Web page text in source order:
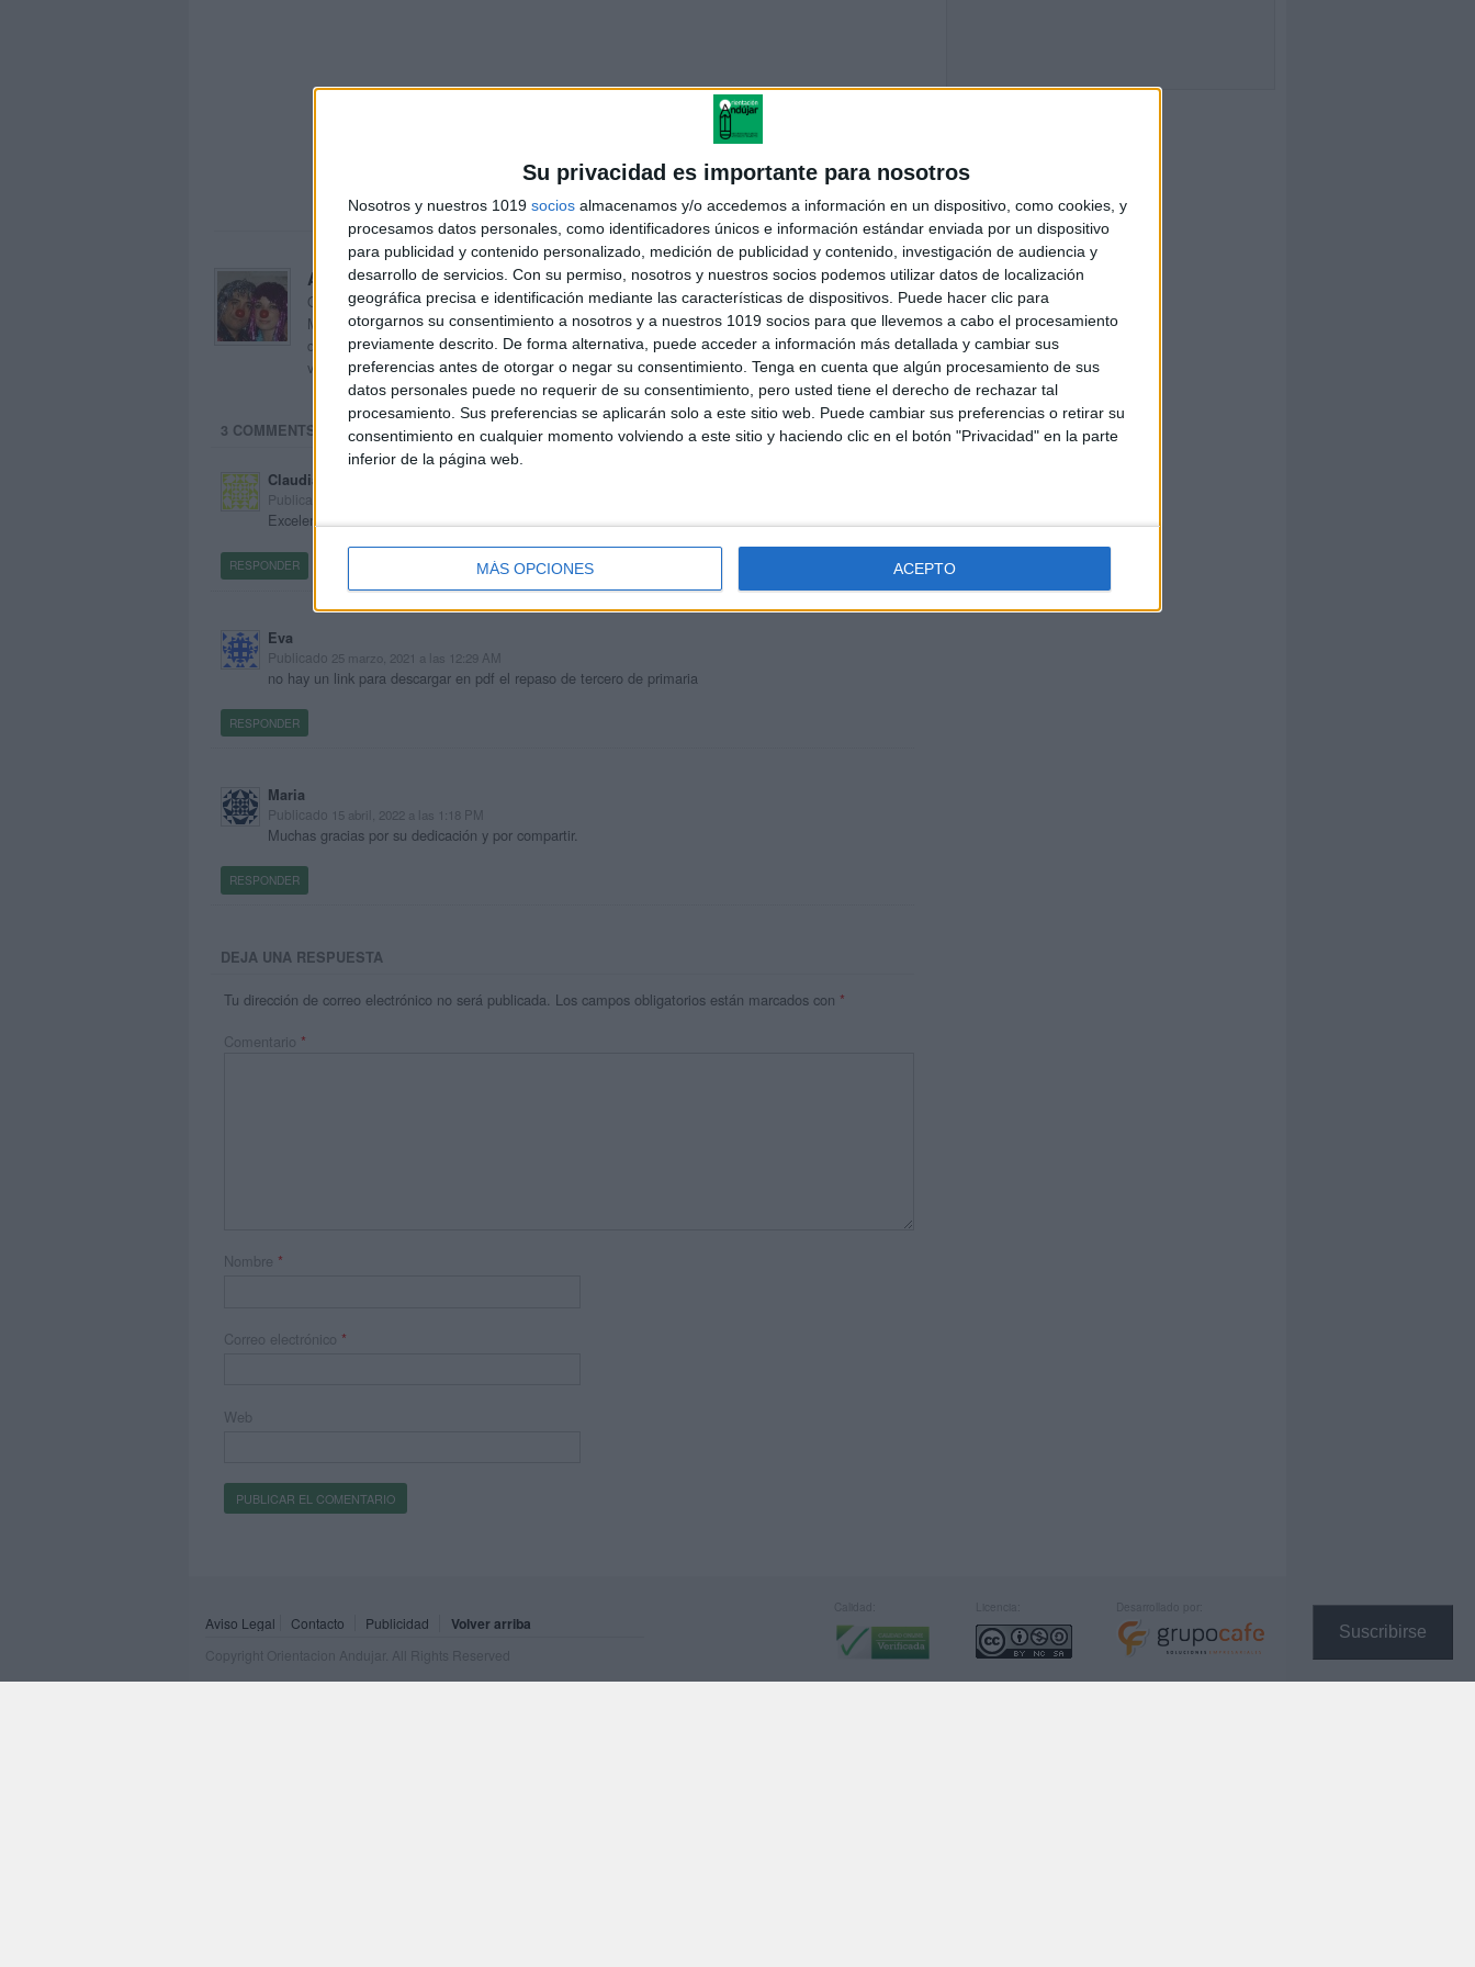
Su privacidad es importante para nosotros
Nosotros y nuestros 1019 socios almacenamos y/o accedemos a información en un dispositivo, como cookies, y
procesamos datos personales, como identificadores únicos e información estándar enviada por un dispositivo
para publicidad y contenido personalizado, medición de publicidad y contenido, investigación de audiencia y
desarrollo de servicios. Con su permiso, nosotros y nuestros socios podemos utilizar datos de localización
geográfica precisa e identificación mediante las características de dispositivos. Puede hacer clic para
otorgarnos su consentimiento a nosotros y a nuestros 1019 socios para que llevemos a cabo el procesamiento
previamente descrito. De forma alternativa, puede acceder a información más detallada y cambiar sus
preferencias antes de otorgar o negar su consentimiento. Tenga en cuenta que algún procesamiento de sus
datos personales puede no requerir de su consentimiento, pero usted tiene el derecho de rechazar tal
procesamiento. Sus preferencias se aplicarán solo a este sitio web. Puede cambiar sus preferencias o retirar su
consentimiento en cualquier momento volviendo a este sitio y haciendo clic en el botón "Privacidad" en la parte
inferior de la página web.
MÁS OPCIONES ACEPTO
Suscribirse
Acerca de orientacionandujar
Orientación Andújar no es solo un blog, es la apuesta personal de dos profesores Ginés y
Maribel, que además de ser pareja, son los encargados de los contenidos que encontramos
dentro del blog y en el cual, vuelcan la mayor parte del tiempo, que sus tareas como docentes, y
voluntarios en sus meses de verano les permite.
3 COMMENTS
Claudia
Publicado
Excelente material. Soy educadora y hace mucho tiempo que lo ocupo teniendo resultados exitosos.
RESPONDER
Eva
Publicado 25 marzo, 2021 a las 12:29 AM
no hay un link para descargar en pdf el repaso de tercero de primaria
RESPONDER
Maria
Publicado 15 abril, 2022 a las 1:18 PM
Muchas gracias por su dedicación y por compartir.
RESPONDER
DEJA UNA RESPUESTA
Tu dirección de correo electrónico no será publicada. Los campos obligatorios están marcados con *
Comentario *
Nombre *
Correo electrónico *
Web
Aviso Legal Contacto Publicidad Volver arriba